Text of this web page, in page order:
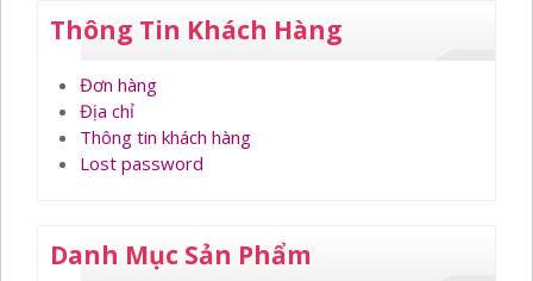
Thông Tin Khách Hàng
Đơn hàng
Địa chỉ
Thông tin khách hàng
Lost password
Danh Mục Sản Phẩm